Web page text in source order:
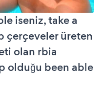
iseniz, take a
çerçeveler üreten
olan rbia
olduğu been able